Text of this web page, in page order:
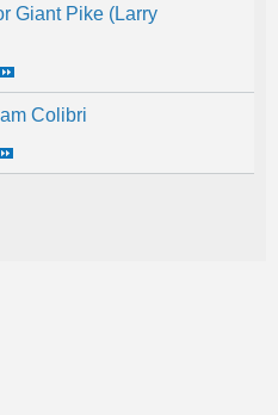
Giant Pike (Larry
Colibri